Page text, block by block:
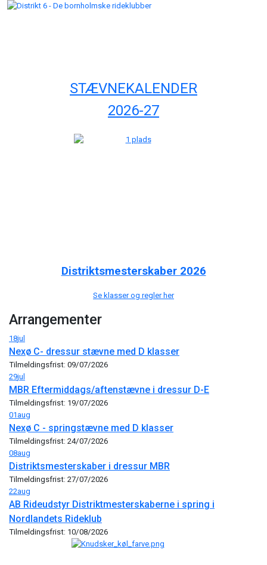
STÆVNEKALENDER
2026-27
Distriktsmesterskaber 2026
Se klasser og regler her
Arrangementer
18jul
Nexø C- dressur stævne med D klasser
Tilmeldingsfrist: 09/07/2026
29jul
MBR Eftermiddags/aftenstævne i dressur D-E
Tilmeldingsfrist: 19/07/2026
01aug
Nexø C - springstævne med D klasser
Tilmeldingsfrist: 24/07/2026
08aug
Distriktsmesterskaber i dressur MBR
Tilmeldingsfrist: 27/07/2026
22aug
AB Rideudstyr Distriktmesterskaberne i spring i
Nordlandets Rideklub
Tilmeldingsfrist: 10/08/2026